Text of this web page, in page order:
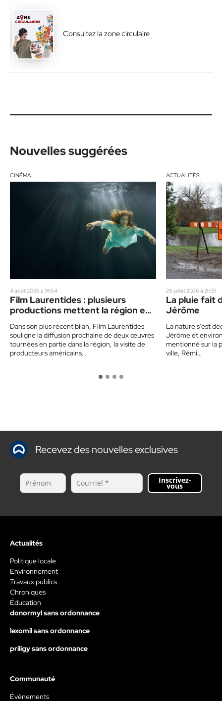
Consultez la zone circulaire
Nouvelles suggérées
CINÉMA
4 août 2026 à 9h54
Film Laurentides : plusieurs
productions mettent la région en
Dans son plus récent bilan, Film Laurentides
souligne la diffusion prochaine de deux œuvres
tournées en partie dans la région, la visite de
producteurs américains…
ACTUALITÉS
28 juillet 2026 à 2h39
La pluie fait
Jérôme
La nature s’est
Jérôme et
mentionné sur la
ville, Rémi…
Recevez des nouvelles exclusives
Inscrivez-
vous
Actualités
Politique locale
Environnement
Travaux publics
Chroniques
Éducation
donormyl sans ordonnance
lexomil sans ordonnance
priligy sans ordonnance
Communauté
Évènements